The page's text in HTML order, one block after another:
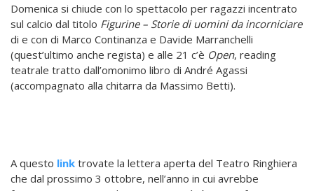
Domenica si chiude con lo spettacolo per ragazzi incentrato
sul calcio dal titolo Figurine – Storie di uomini da incorniciare
di e con di Marco Continanza e Davide Marranchelli
(quest’ultimo anche regista) e alle 21 c’è Open, reading
teatrale tratto dall’omonimo libro di André Agassi
(accompagnato alla chitarra da Massimo Betti).
A questo link trovate la lettera aperta del Teatro Ringhiera
che dal prossimo 3 ottobre, nell’anno in cui avrebbe